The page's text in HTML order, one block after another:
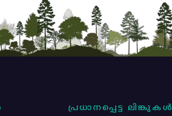
പ്രധാനപ്പെട്ട ലിങ്കുകൾ